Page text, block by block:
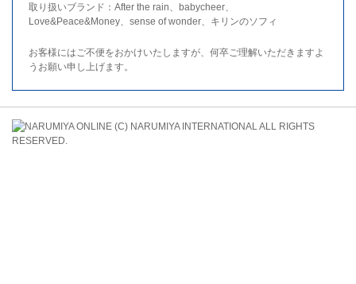
取り扱いブランド：After the rain、babycheer、
Love&Peace&Money、sense of wonder、キリンのソフィ
お客様にはご不便をおかけいたしますが、何卒ご理解いただきますよ
うお願い申し上げます。